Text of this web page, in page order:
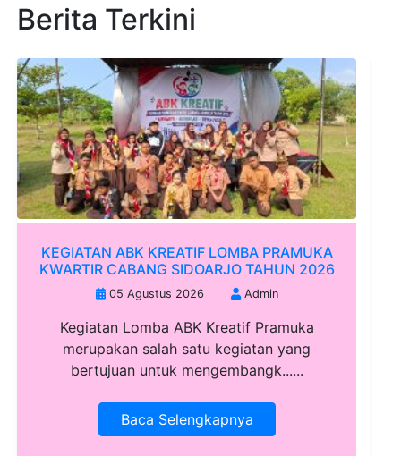
Berita Terkini
KEGIATAN ABK KREATIF LOMBA PRAMUKA
KWARTIR CABANG SIDOARJO TAHUN 2026
05 Agustus 2026 Admin
Kegiatan Lomba ABK Kreatif Pramuka
merupakan salah satu kegiatan yang
bertujuan untuk mengembangk......
Baca Selengkapnya